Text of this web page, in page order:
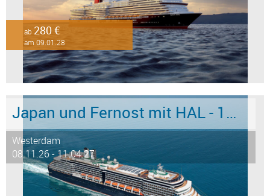
ab 280 €
am 09.01.28
Japan und Fernost mit HAL - 15 Tage ab/an Tokyo - Stark reduziert!
Westerdam
08.11.26 - 11.04.27